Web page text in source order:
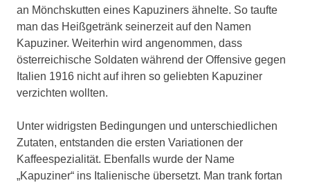
an Mönchskutten eines Kapuziners ähnelte. So taufte
man das Heißgetränk seinerzeit auf den Namen
Kapuziner. Weiterhin wird angenommen, dass
österreichische Soldaten während der Offensive gegen
Italien 1916 nicht auf ihren so geliebten Kapuziner
verzichten wollten.
Unter widrigsten Bedingungen und unterschiedlichen
Zutaten, entstanden die ersten Variationen der
Kaffeespezialität. Ebenfalls wurde der Name
„Kapuziner“ ins Italienische übersetzt. Man trank fortan